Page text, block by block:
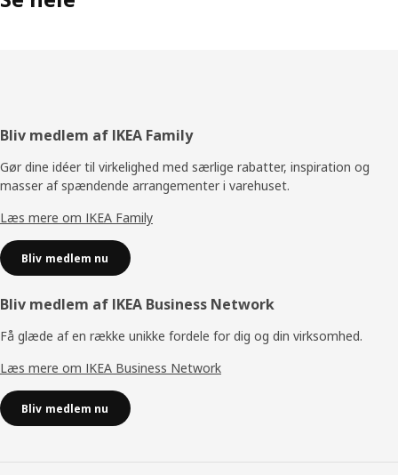
Footer
Bliv medlem af IKEA Family
Gør dine idéer til virkelighed med særlige rabatter, inspiration og
masser af spændende arrangementer i varehuset.
Læs mere om IKEA Family
Bliv medlem nu
Bliv medlem af IKEA Business Network
Få glæde af en række unikke fordele for dig og din virksomhed.
Læs mere om IKEA Business Network
Bliv medlem nu